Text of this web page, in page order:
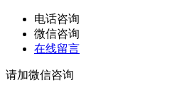
电话咨询
微信咨询
在线留言
请加微信咨询